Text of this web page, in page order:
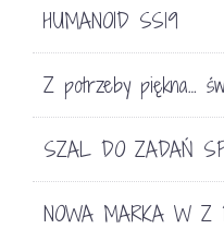
HUMANOID SS19
Z potrzeby piękna…
SZAL DO ZADAŃ
NOWA MARKA W Z